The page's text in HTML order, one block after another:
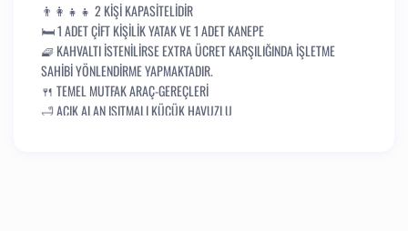
👨‍👩‍👧‍👧 2 KİŞİ KAPASİTELİDİR
🛏️ 1 ADET ÇİFT KİŞİLİK YATAK VE 1 ADET KANEPE
🧇 KAHVALTI İSTENİLİRSE EXTRA ÜCRET KARŞILIĞINDA İŞLETME
SAHİBİ YÖNLENDİRME YAPMAKTADIR.
🍴 TEMEL MUTFAK ARAÇ-GEREÇLERİ
🛁 AÇIK ALAN ISITMALI KÜÇÜK HAVUZLU